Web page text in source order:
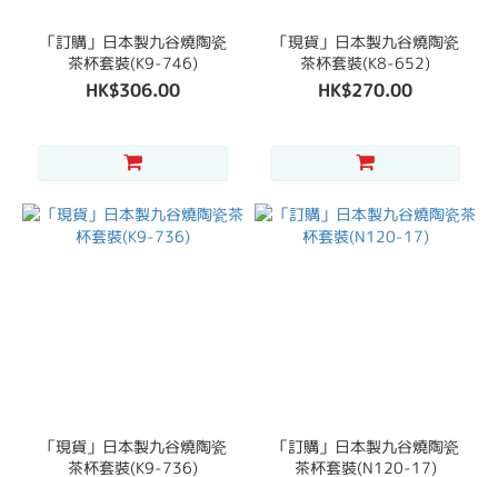
「訂購」日本製九谷燒陶瓷
茶杯套裝(K9-746)
HK$306.00
「現貨」日本製九谷燒陶瓷
茶杯套裝(K8-652)
HK$270.00
「現貨」日本製九谷燒陶瓷
茶杯套裝(K9-736)
「訂購」日本製九谷燒陶瓷
茶杯套裝(N120-17)